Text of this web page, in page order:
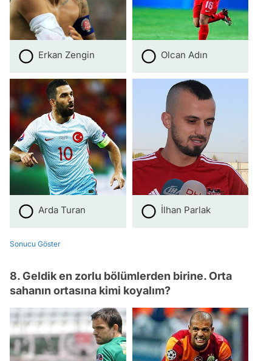
Erkan Zengin Olcan Adın
Arda Turan İlhan Parlak
Sonucu Göster
8. Geldik en zorlu bölümlerden birine. Orta
sahanın ortasına kimi koyalım?